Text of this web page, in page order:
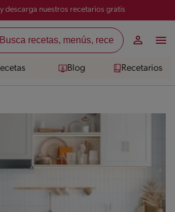
descarga nuestros recetarios gratis
Blog Recetarios